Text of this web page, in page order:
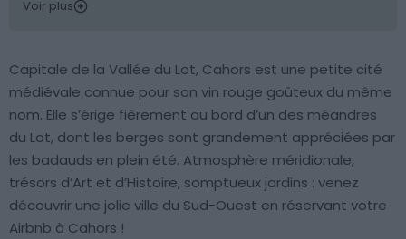
Voir plus
Capitale de la Vallée du Lot, Cahors est une petite cité
médiévale connue pour son vin rouge goûteux du même
nom. Elle s’érige fièrement au bord d’un des méandres
du Lot, dont les berges sont grandement appréciées par
les badauds en plein été. Atmosphère méridionale,
trésors d’Art et d’Histoire, somptueux jardins : venez
découvrir une jolie ville du Sud-Ouest en réservant votre
Airbnb à Cahors !